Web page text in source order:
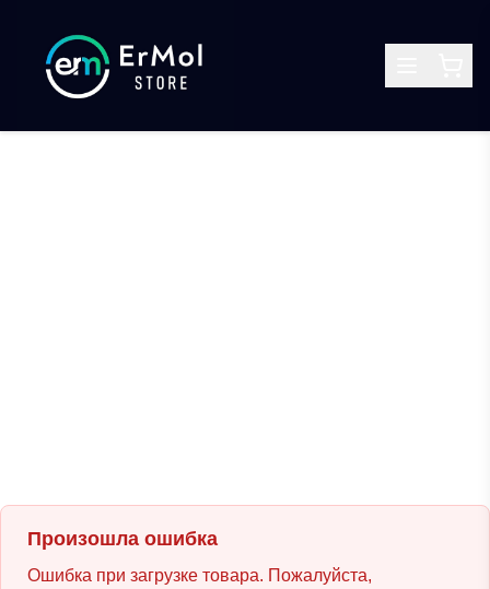
Произошла ошибка
Ошибка при загрузке товара. Пожалуйста,